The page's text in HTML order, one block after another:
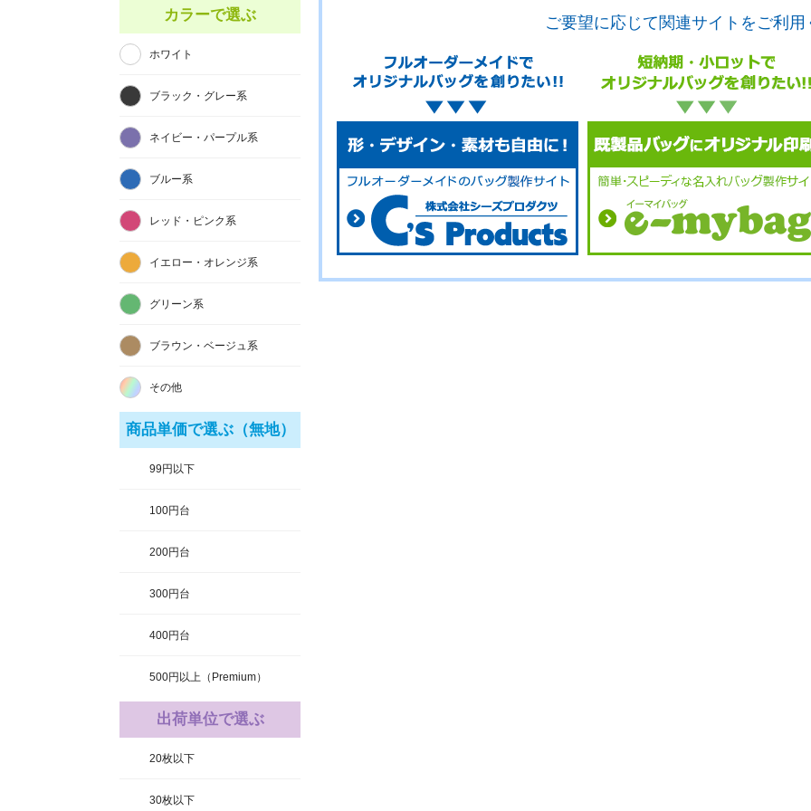
ご要望に応じて関連サイトをご利用
カラーで選ぶ
ホワイト
ブラック・グレー系
ネイビー・パープル系
ブルー系
レッド・ピンク系
イエロー・オレンジ系
グリーン系
ブラウン・ベージュ系
その他
商品単価で選ぶ（無地）
99円以下
100円台
200円台
300円台
400円台
500円以上（Premium）
出荷単位で選ぶ
20枚以下
30枚以下